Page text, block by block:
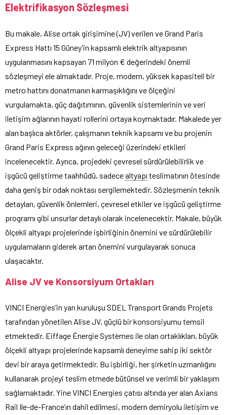
Elektrifikasyon Sözleşmesi
Bu makale, Alise ortak girişimine (JV) verilen ve Grand Paris
Express Hattı 15 Güney’in kapsamlı elektrik altyapısının
uygulanmasını kapsayan 71 milyon € değerindeki önemli
sözleşmeyi ele almaktadır. Proje, modern, yüksek kapasiteli bir
metro hattını donatmanın karmaşıklığını ve ölçeğini
vurgulamakta, güç dağıtımının, güvenlik sistemlerinin ve veri
iletişim ağlarının hayati rollerini ortaya koymaktadır. Makalede yer
alan başlıca aktörler, çalışmanın teknik kapsamı ve bu projenin
Grand Paris Express ağının geleceği üzerindeki etkileri
incelenecektir. Ayrıca, projedeki çevresel sürdürülebilirlik ve
işgücü geliştirme taahhüdü, sadecealtyapı teslimatının ötesinde
daha geniş bir odak noktası sergilemektedir. Sözleşmenin teknik
detayları, güvenlik önlemleri, çevresel etkiler ve işgücü geliştirme
programı gibi unsurlar detaylı olarak incelenecektir. Makale, büyük
ölçekli altyapı projelerinde işbirliğinin önemini ve sürdürülebilir
uygulamaların giderek artan önemini vurgulayarak sonuca
ulaşacaktır.
Alise JV ve Konsorsiyum Ortakları
VINCI Energies’in yan kuruluşu SDEL Transport Grands Projets
tarafından yönetilen Alise JV, güçlü bir konsorsiyumu temsil
etmektedir. Eiffage Énergie Systèmes ile olan ortaklıkları, büyük
ölçekli altyapı projelerinde kapsamlı deneyime sahip iki sektör
devi bir araya getirmektedir. Bu işbirliği, her şirketin uzmanlığını
kullanarak projeyi teslim etmede bütünsel ve verimli bir yaklaşım
sağlamaktadır. Yine VINCI Energies çatısı altında yer alan Axians
Rail Ile-de-France’ın dahil edilmesi, modern demiryolu iletişim ve